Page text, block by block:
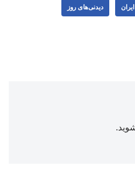
دیدنی‌های روز
.